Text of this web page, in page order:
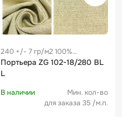
240 +/- 7 гр/м2 100%
полиэстер
Портьера ZG 102-18/280 BL
L
В наличии
Мин. кол-во
для заказа 35 /м.п.